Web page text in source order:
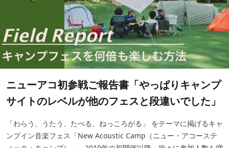
ニューアコ初参戦ご報告書「やっぱりキャンプ
サイトのレベルが他のフェスと段違いでした」
「わらう、うたう、たべる、ねっころがる」 をテーマに掲げるキャ
ンプイン音楽フェス「New Acoustic Camp（ニュー・アコーステ